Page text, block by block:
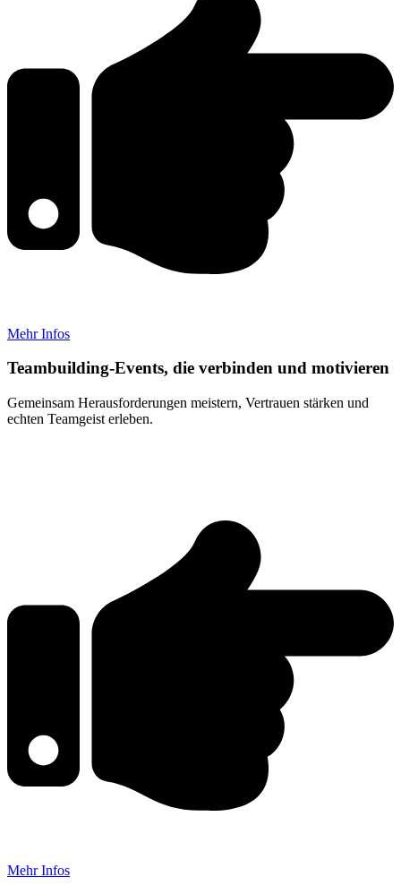
Mehr Infos
Teambuilding-Events, die verbinden und motivieren
Gemeinsam Herausforderungen meistern, Vertrauen stärken und
echten Teamgeist erleben.
Mehr Infos